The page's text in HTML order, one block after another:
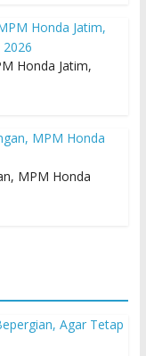
Honda Jatim,
MPM Honda